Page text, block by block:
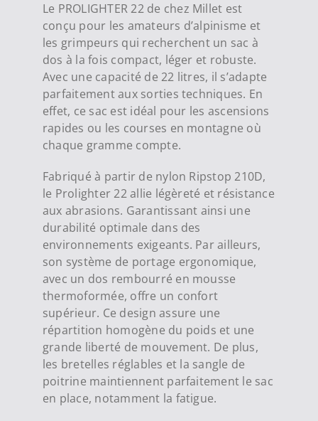
Le PROLIGHTER 22 de chez Millet est
conçu pour les amateurs d’alpinisme et
les grimpeurs qui recherchent un sac à
dos à la fois compact, léger et robuste.
Avec une capacité de 22 litres, il s’adapte
parfaitement aux sorties techniques. En
effet, ce sac est idéal pour les ascensions
rapides ou les courses en montagne où
chaque gramme compte.
Fabriqué à partir de nylon Ripstop 210D,
le Prolighter 22 allie légèreté et résistance
aux abrasions. Garantissant ainsi une
durabilité optimale dans des
environnements exigeants. Par ailleurs,
son système de portage ergonomique,
avec un dos rembourré en mousse
thermoformée, offre un confort
supérieur. Ce design assure une
répartition homogène du poids et une
grande liberté de mouvement. De plus,
les bretelles réglables et la sangle de
poitrine maintiennent parfaitement le sac
en place, notamment la fatigue.